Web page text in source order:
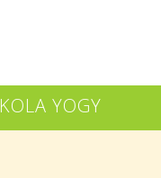
KOLA YOGY